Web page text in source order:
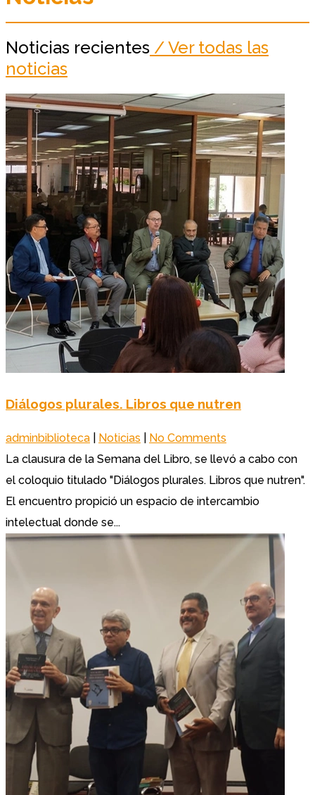
Noticias recientes / Ver todas las
noticias
Diálogos plurales. Libros que nutren
adminbiblioteca Noticias
No Comments
La clausura de la Semana del Libro, se llevó a cabo con
el coloquio titulado "Diálogos plurales. Libros que nutren".
El encuentro propició un espacio de intercambio
intelectual donde se...